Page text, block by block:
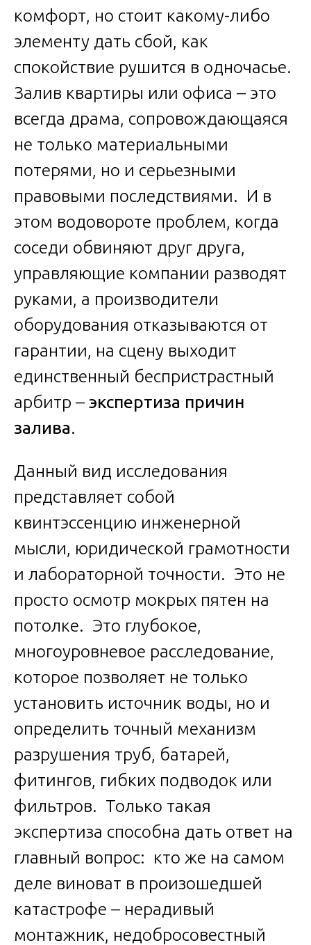
комфорт, но стоит какому-либо
элементу дать сбой, как
спокойствие рушится в одночасье.
Залив квартиры или офиса – это
всегда драма, сопровождающаяся
не только материальными
потерями, но и серьезными
правовыми последствиями. И в
этом водовороте проблем, когда
соседи обвиняют друг друга,
управляющие компании разводят
руками, а производители
оборудования отказываются от
гарантии, на сцену выходит
единственный беспристрастный
арбитр – экспертиза причин
залива.
Данный вид исследования
представляет собой
квинтэссенцию инженерной
мысли, юридической грамотности
и лабораторной точности. Это не
просто осмотр мокрых пятен на
потолке. Это глубокое,
многоуровневое расследование,
которое позволяет не только
установить источник воды, но и
определить точный механизм
разрушения труб, батарей,
фитингов, гибких подводок или
фильтров. Только такая
экспертиза способна дать ответ на
главный вопрос: кто же на самом
деле виноват в произошедшей
катастрофе – нерадивый
монтажник, недобросовестный